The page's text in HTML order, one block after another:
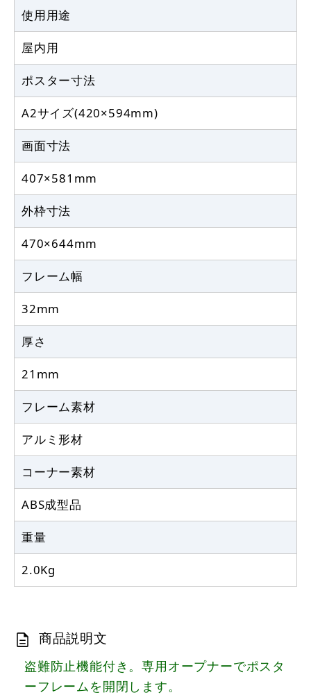
使用用途
屋内用
ポスター寸法
A2サイズ(420×594mm)
画面寸法
407×581mm
外枠寸法
470×644mm
フレーム幅
32mm
厚さ
21mm
フレーム素材
アルミ形材
コーナー素材
ABS成型品
重量
2.0Kg
商品説明文
盗難防止機能付き。専用オープナーでポスタ
ーフレームを開閉します。